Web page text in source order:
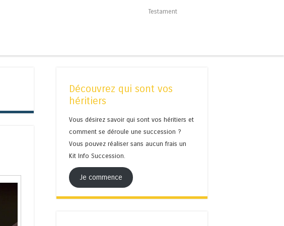
Testament
Découvrez qui sont vos
héritiers
Vous désirez savoir qui sont vos héritiers et
comment se déroule une succession ?
Vous pouvez réaliser sans aucun frais un
Kit Info Succession.
Je commence